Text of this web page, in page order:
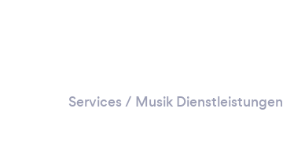
Services / Musik Dienstleistungen